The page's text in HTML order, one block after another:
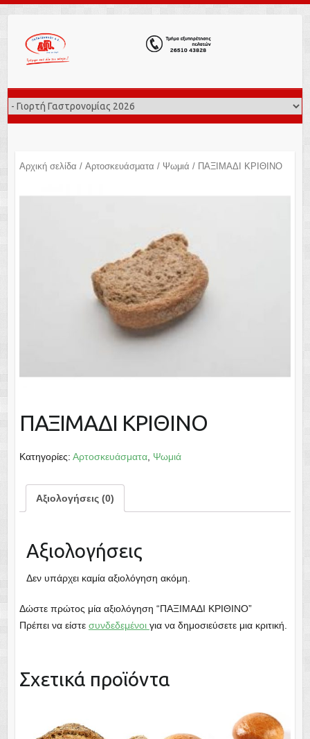
Αρχική σελίδα / Αρτοσκευάσματα / Ψωμιά / ΠΑΞΙΜΑΔΙ ΚΡΙΘΙΝΟ
ΠΑΞΙΜΑΔΙ ΚΡΙΘΙΝΟ
Κατηγορίες: Αρτοσκευάσματα, Ψωμιά
Αξιολογήσεις (0)
Αξιολογήσεις
Δεν υπάρχει καμία αξιολόγηση ακόμη.
Δώστε πρώτος μία αξιολόγηση “ΠΑΞΙΜΑΔΙ ΚΡΙΘΙΝΟ”
Πρέπει να είστε συνδεδεμένοι για να δημοσιεύσετε μια κριτική.
Σχετικά προϊόντα